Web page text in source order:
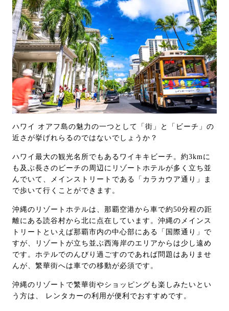
ハワイ オアフ島の魅力の一つとして「街」と「ビーチ」の
近さが挙げれらるのではないでしょうか？
ハワイ最大の観光名所でもあるワイキキビーチ。約3kmに
も及ぶ長さのビーチの周辺にリゾートホテルが多く立ち並
んでいて、メインストリートである「カラカウア通り」ま
で歩いて行くことができます。
沖縄のリゾートホテルは、那覇空港から車で約50分程の距
離にある読谷村から北に点在しています。沖縄のメインス
トリートといえば那覇市内の中心部にある「国際通り」で
すが、リゾートが立ち並ぶ西海岸のエリアからは少し遠め
です。ホテルでのんびり過ごすのであれば問題はありませ
んが、繁華街へは車での移動が必須です。
沖縄のリゾートで繁華街やショッピングも楽しみたいとい
う方は、 レンタカーの利用が便利でおすすめです。